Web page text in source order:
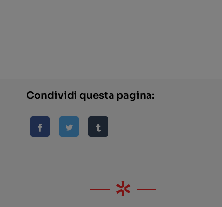
Condividi questa pagina: